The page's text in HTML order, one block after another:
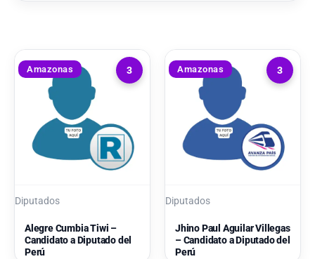
3
Amazonas
Diputados
Alegre Cumbia Tiwi –
Candidato a Diputado del
Perú
3
Amazonas
Diputados
Jhino Paul Aguilar Villegas
– Candidato a Diputado del
Perú